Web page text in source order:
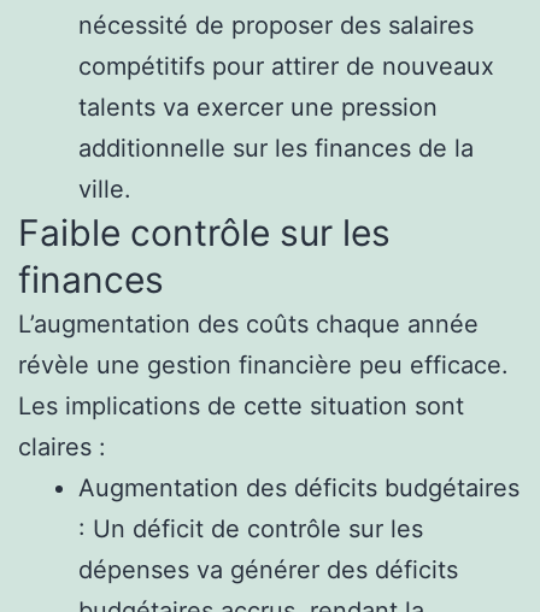
nécessité de proposer des salaires
compétitifs pour attirer de nouveaux
talents va exercer une pression
additionnelle sur les finances de la
ville.
Faible contrôle sur les
finances
L’augmentation des coûts chaque année
révèle une gestion financière peu efficace.
Les implications de cette situation sont
claires :
Augmentation des déficits budgétaires
: Un déficit de contrôle sur les
dépenses va générer des déficits